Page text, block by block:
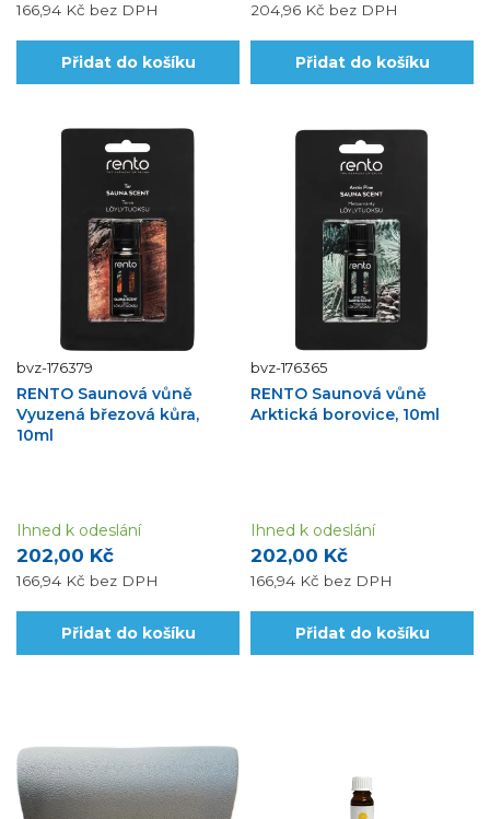
166,94 Kč bez DPH
Přidat do košíku
204,96 Kč bez DPH
Přidat do košíku
bvz-176379
RENTO Saunová vůně
Vyuzená březová kůra,
10ml
202,00 Kč
166,94 Kč bez DPH
Ihned k odeslání
Přidat do košíku
bvz-176365
RENTO Saunová vůně
Arktická borovice, 10ml
202,00 Kč
166,94 Kč bez DPH
Ihned k odeslání
Přidat do košíku